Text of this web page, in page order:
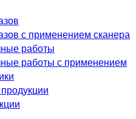
с применением сканера
работы
работы с применением